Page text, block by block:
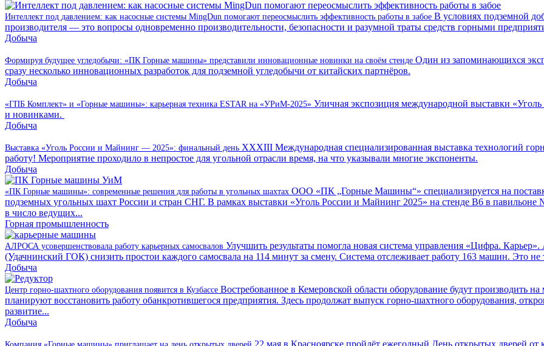
Интеллект под давлением: как насосные системы MingDun помогают переосмыслить эффективность работы в забое В условиях подземной
производителя — это вопросы одновременно производительности, безопасности и разумной траты средств горными
Добыча
Формируя будущее угледобычи: «ПК Горные машины» представили инновационные новинки на своём стенде Один из запоминающихся
сразу несколько инновационных разработок для подземной угледобычи от китайских партнёров.
Добыча
«ГПБ Комплект» и «Горные машины»: карьерная техника ESTAR на «УРиМ-2025» Уличная экспозиция международной выставки
и новинками.
Добыча
Выставка «Уголь России и Майнинг — 2025»: финальный день XXXIII Международная специализированная выставка технологий
работу! Мероприятие проходило в непростое для угольной отрасли время, на что указывали многие экспоненты.
Добыча
«ПК Горные машины»: современные решения для работы в угольных шахтах ООО «ПК „Горные Машины“» специализируется на
подземных угольных шахт России и стран СНГ. В рамках выставки «Уголь России и Майнинг 2025» на стенде В6 в
в число ведущих...
Горная промышленность
АЛРОСА усовершенствовала работу карьерных самосвалов Улучшить результаты помогла новая система управления «Цифра.
(Удачнинский ГОК) снизить простои каждого самосвала на 114 минут за смену. Система отслеживает работу 163 машин. Это не
Добыча
Центр горно-шахтного оборудования появится в Кузбассе Востребованное в Кемеровской области оборудование будут производить
планируют восстановить работу обанкротившегося предприятия. Здесь продолжат выпуск горно-шахтного оборудования,
развитие...
Добыча
22 мая в Красноярске пройдёт ежегодный День открытых дверей